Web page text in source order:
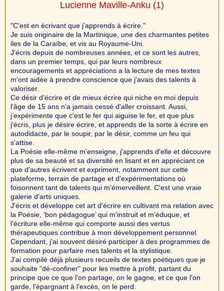
Lucienne Maville-Anku (1)
"C'est en écrivant que j'apprends à écrire."
Je suis originaire de la Martinique, une des charmantes petites
iles de la Caraïbe, et vis au Royaume-Uni.
J'écris depuis de nombreuses années, et ce sont les autres,
dans un premier temps, qui par leurs nombreux
encouragements et appréciations a la lecture de mes textes
m'ont aidée à prendre conscience que j'avais des talents à
valoriser.
Ce désir d'écrire et de mieux écrire qui niche en moi depuis
l'âge de 15 ans n'a jamais cessé d'aller croissant. Aussi,
j’expérimente que c'est le fer qui aiguise le fer, et que plus
j'écris, plus je désire écrire, et apprends de la sorte à écrire en
autodidacte, par le soupir, par le désir, comme un feu qui
s'attise.
La Poésie elle-même m'enseigne, j'apprends d'elle et découvre
plus de sa beauté et sa diversité en lisant et en appréciant ce
que d'autres écrivent et expriment, notamment sur cette
plateforme, terrain de partage et d'expérimentations où
foisonnent tant de talents qui m'émerveillent. C'est une vraie
galerie d'arts uniques.
J'écris et développe cet art d'écrire en cultivant ma relation avec
la Poésie, 'bon pédagogue’ qui m'instruit et m'éduque, et
l'écriture elle-même qui comporte aussi des vertus
thérapeutiques contribue à mon développement personnel.
Cependant, j'ai souvent désiré participer à des programmes de
formation pour parfaire mes talents et la stylistique.
J'ai compilé déjà plusieurs recueils de textes poétiques que je
souhaite "dé-confiner" pour les mettre à profit, partant du
principe que ce que l'on partage, on le gagne, et ce que l'on
garde, l'épargnant à l'excès, on le perd.